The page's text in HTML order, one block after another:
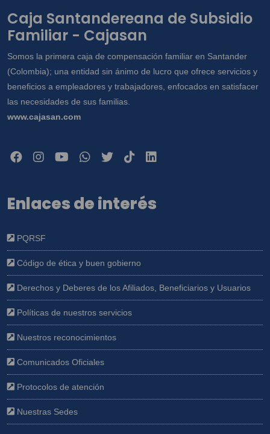
Caja Santandereana de Subsidio
Familiar - Cajasan
Somos la primera caja de compensación familiar en Santander
(Colombia); una entidad sin ánimo de lucro que ofrece servicios y
beneficios a empleadores y trabajadores, enfocados en satisfacer
las necesidades de sus familias.
www.cajasan.com
Enlaces de interés
PQRSF
Código de ética y buen gobierno
Derechos y Deberes de los Afiliados, Beneficiarios y Usuarios
Políticas de nuestros servicios
Nuestros reconocimientos
Comunicados Oficiales
Protocolos de atención
Nuestras Sedes